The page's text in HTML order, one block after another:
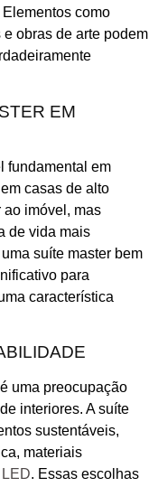
como
obras de arte podem
EM
fundamental em
casas de alto
ao imóvel, mas
de vida mais
suíte master bem
para
característica
uma preocupação
interiores. A suíte
sustentáveis,
materiais
LED. Essas escolhas